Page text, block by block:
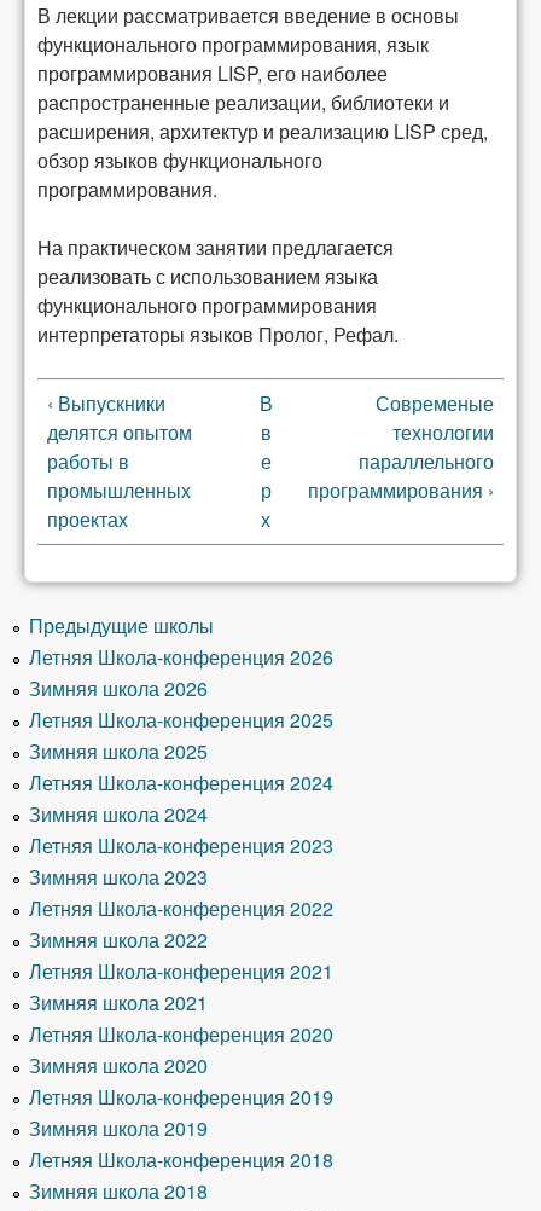
В лекции рассматривается введение в основы
функционального программирования, язык
программирования LISP, его наиболее
распространенные реализации, библиотеки и
расширения, архитектур и реализацию LISP сред,
обзор языков функционального
программирования.
На практическом занятии предлагается
реализовать с использованием языка
функционального программирования
интерпретаторы языков Пролог, Рефал.
‹ Выпускники
делятся опытом
работы в
промышленных
проектах
В
в
е
р
х
Современые
технологии
параллельного
программирования ›
Предыдущие школы
Летняя Школа-конференция 2026
Зимняя школа 2026
Летняя Школа-конференция 2025
Зимняя школа 2025
Летняя Школа-конференция 2024
Зимняя школа 2024
Летняя Школа-конференция 2023
Зимняя школа 2023
Летняя Школа-конференция 2022
Зимняя школа 2022
Летняя Школа-конференция 2021
Зимняя школа 2021
Летняя Школа-конференция 2020
Зимняя школа 2020
Летняя Школа-конференция 2019
Зимняя школа 2019
Летняя Школа-конференция 2018
Зимняя школа 2018